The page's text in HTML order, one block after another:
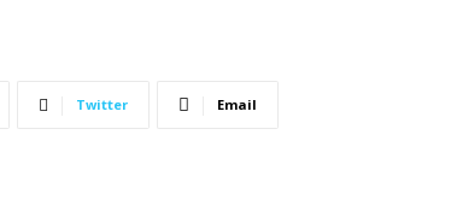
Twitter Email